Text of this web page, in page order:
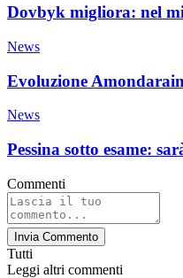
Dovbyk migliora: nel
News
Evoluzione
News
Pessina sotto esame:
Commenti
Invia Commento
Tutti
Leggi altri commenti